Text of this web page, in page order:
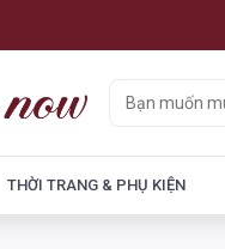
THỜI TRANG & PHỤ KIỆN